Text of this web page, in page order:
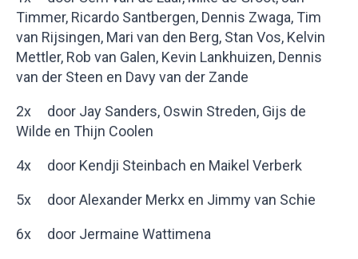
Timmer, Ricardo Santbergen, Dennis Zwaga, Tim
van Rijsingen, Mari van den Berg, Stan Vos, Kelvin
Mettler, Rob van Galen, Kevin Lankhuizen, Dennis
van der Steen en Davy van der Zande
2x door Jay Sanders, Oswin Streden, Gijs de
Wilde en Thijn Coolen
4x door Kendji Steinbach en Maikel Verberk
5x door Alexander Merkx en Jimmy van Schie
6x door Jermaine Wattimena